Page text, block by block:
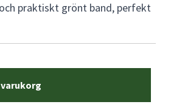
praktiskt grönt band, perfekt